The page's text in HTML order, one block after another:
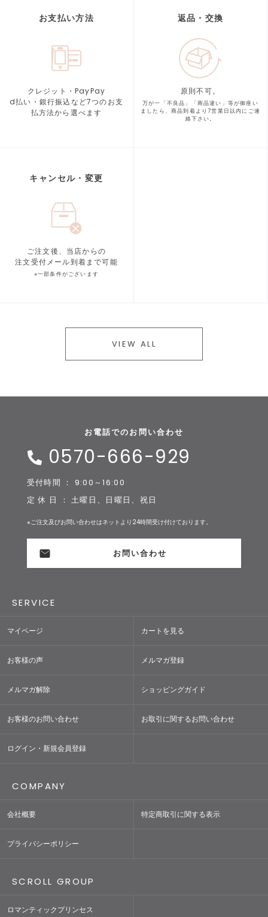
お支払い方法
クレジット・PayPay
d払い・銀行振込など7つのお支
払方法から選べます
返品・交換
原則不可。
万が一「不良品」「商品違い」等が御座い
ましたら、商品到着より7営業日以内にご連
絡下さい。
キャンセル・変更
ご注文後、当店からの
注文受付メール到着まで可能
※一部条件がございます
VIEW ALL
お電話でのお問い合わせ
0570-666-929
受付時間 ： 9:00～16:00
定 休 日 ： 土曜日、日曜日、祝日
※ご注文及びお問い合わせはネットより24時間受け付けております。
お問い合わせ
SERVICE
マイページ カートを見る
お客様の声 メルマガ登録
メルマガ解除 ショッピングガイド
お客様のお問い合わせ お取引に関するお問い合わせ
ログイン・新規会員登録
COMPANY
会社概要 特定商取引に関する表示
プライバシーポリシー
SCROLL GROUP
ロマンティックプリンセス